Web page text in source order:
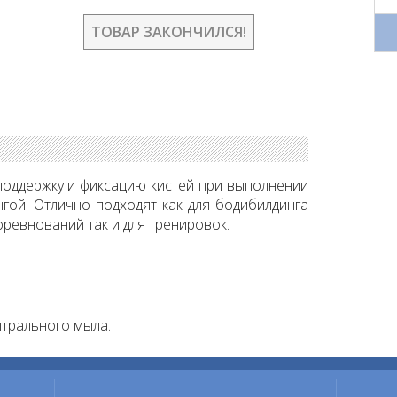
ТОВАР ЗАКОНЧИЛСЯ!
и фиксацию кистей при выполнении
Отлично подходят как для бодибилдинга
так и для тренировок.
мыла.